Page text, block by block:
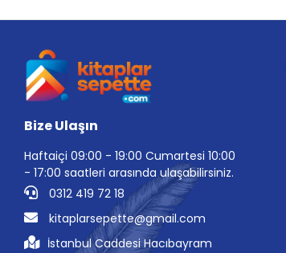
Bize Ulaşın
Haftaiçi 09:00 - 19:00 Cumartesi 10:00
- 17:00 saatleri arasında ulaşabilirsiniz.
0312 419 72 18
kitaplarsepette@gmail.com
İstanbul Caddesi Hacıbayram